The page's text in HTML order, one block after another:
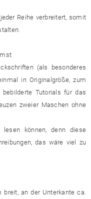
Reihe verbreitert, somit
(als besonderes
in Originalgröße, zum
bebilderte Tutorials für das
zweier Maschen ohne
können, denn diese
das wäre viel zu
an der Unterkante ca.